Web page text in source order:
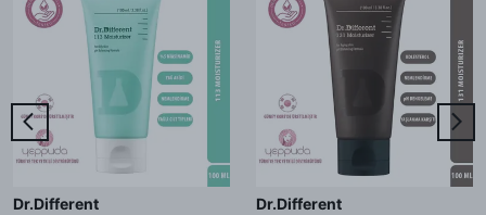
Dr.Different Dr.Different